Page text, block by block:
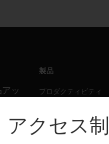
ッ
品
ー
ャル
製品
プロダクティビティ
センシング・ソリュー
アクセス